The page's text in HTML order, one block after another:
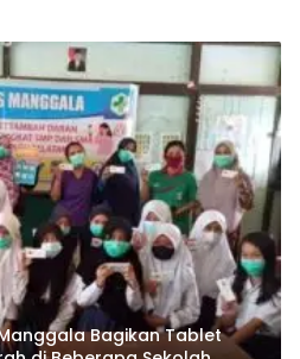
Bagikan Tablet